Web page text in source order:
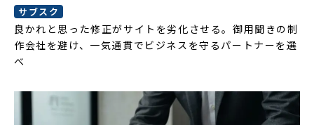
サブスク
良かれと思った修正がサイトを劣化させる。御用聞きの制
作会社を避け、一気通貫でビジネスを守るパートナーを選
べ